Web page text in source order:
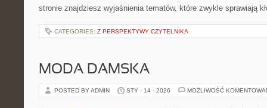
stronie znajdziesz wyjaśnienia tematów, które zwykle sprawiają
CATEGORIES: Z PERSPEKTYWY CZYTELNIKA
MODA DAMSKA
POSTED BY ADMIN STY - 14 - 2026 MOŻLIWOŚĆ